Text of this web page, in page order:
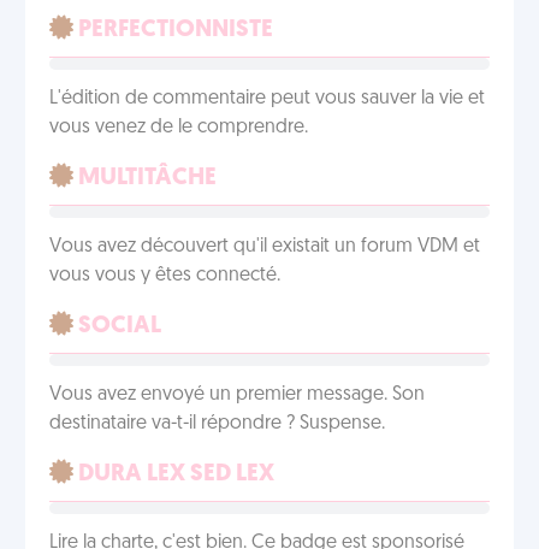
PERFECTIONNISTE
L'édition de commentaire peut vous sauver la vie et
vous venez de le comprendre.
MULTITÂCHE
Vous avez découvert qu'il existait un forum VDM et
vous vous y êtes connecté.
SOCIAL
Vous avez envoyé un premier message. Son
destinataire va-t-il répondre ? Suspense.
DURA LEX SED LEX
Lire la charte, c'est bien. Ce badge est sponsorisé